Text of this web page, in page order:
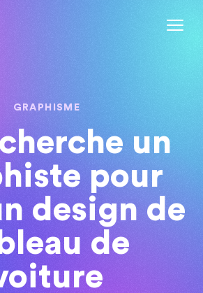
GRAPHISME
un
pour
design de
de